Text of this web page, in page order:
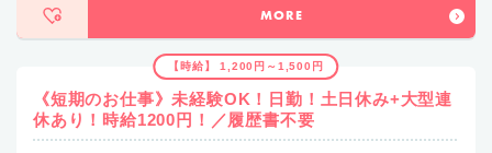
MORE
【時給】 1,200円～1,500円
《短期のお仕事》未経験OK！日勤！土日休み+大型連
休あり！時給1200円！／履歴書不要